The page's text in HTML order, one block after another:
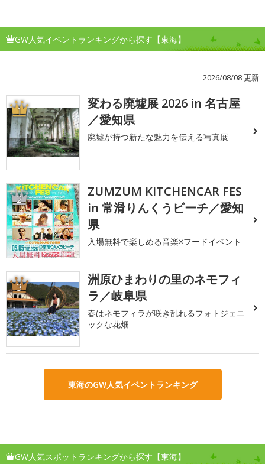
GW人気イベントランキングから探す【東海】
2026/08/08 更新
1
変わる廃墟展 2026 in 名古屋
／愛知県
廃墟が持つ新たな魅力を伝える写真展
2
ZUMZUM KITCHENCAR FES
in 常滑りんくうビーチ／愛知
県
入場無料で楽しめる音楽×フードイベント
3
洲原ひまわりの里のネモフィ
ラ／岐阜県
春はネモフィラが咲き乱れるフォトジェニ
ックな花畑
東海のGW人気イベントランキング
GW人気スポットランキングから探す【東海】